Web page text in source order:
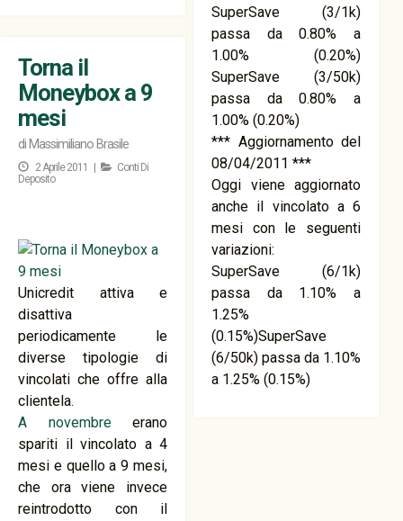
SuperSave (3/1k)
passa da 0.80% a
1.00% (0.20%)
SuperSave (3/50k)
passa da 0.80% a
1.00% (0.20%)
*** Aggiornamento del
08/04/2011 ***
Oggi viene aggiornato
anche il vincolato a 6
mesi con le seguenti
variazioni:
SuperSave (6/1k)
passa da 1.10% a
1.25%
(0.15%)SuperSave
(6/50k) passa da 1.10%
a 1.25% (0.15%)
Torna il
Moneybox a 9
mesi
di Massimiliano Brasile
2 Aprile 2011 |
Conti Di
Deposito
Unicredit attiva e
disattiva
periodicamente le
diverse tipologie di
vincolati che offre alla
clientela.
A novembreerano
spariti il vincolato a 4
mesi e quello a 9 mesi,
che ora viene invece
reintrodotto con il